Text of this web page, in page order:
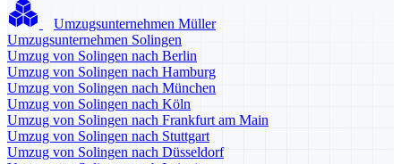
Umzugsunternehmen Müller
Umzugsunternehmen Solingen
Umzug von Solingen nach Berlin
Umzug von Solingen nach Hamburg
Umzug von Solingen nach München
Umzug von Solingen nach Köln
Umzug von Solingen nach Frankfurt am Main
Umzug von Solingen nach Stuttgart
Umzug von Solingen nach Düsseldorf